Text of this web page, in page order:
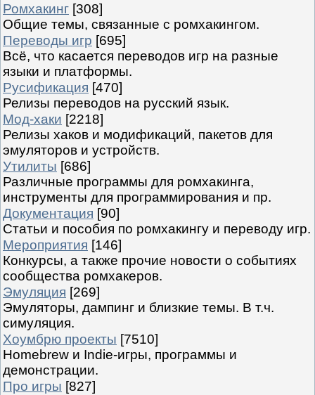
Ромхакинг [308]
Общие темы, связанные с ромхакингом.
Переводы игр [695]
Всё, что касается переводов игр на разные
языки и платформы.
Русификация [470]
Релизы переводов на русский язык.
Мод-хаки [2218]
Релизы хаков и модификаций, пакетов для
эмуляторов и устройств.
Утилиты [686]
Различные программы для ромхакинга,
инструменты для программирования и пр.
Документация [90]
Статьи и пособия по ромхакингу и переводу игр.
Мероприятия [146]
Конкурсы, а также прочие новости о событиях
сообщества ромхакеров.
Эмуляция [269]
Эмуляторы, дампинг и близкие темы. В т.ч.
симуляция.
Хоумбрю проекты [7510]
Homebrew и Indie-игры, программы и
демонстрации.
Про игры [827]